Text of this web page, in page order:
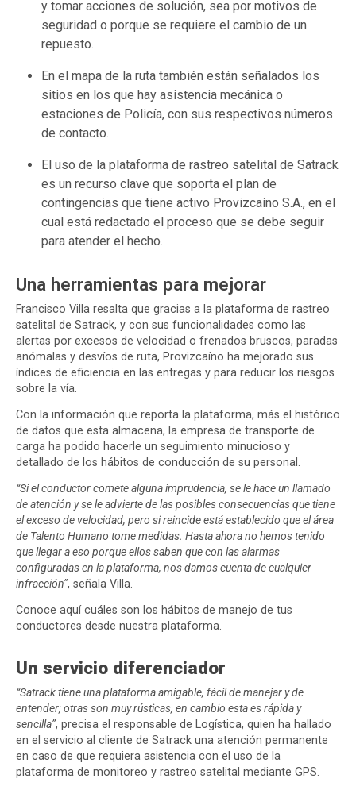
y tomar acciones de solución, sea por motivos de
seguridad o porque se requiere el cambio de un
repuesto.
En el mapa de la ruta también están señalados los
sitios en los que hay asistencia mecánica o
estaciones de Policía, con sus respectivos números
de contacto.
El uso de la plataforma de rastreo satelital de Satrack
es un recurso clave que soporta el plan de
contingencias que tiene activo Provizcaíno S.A., en el
cual está redactado el proceso que se debe seguir
para atender el hecho.
Una herramientas para mejorar
Francisco Villa resalta que gracias a la plataforma de rastreo
satelital de Satrack, y con sus funcionalidades como las
alertas por excesos de velocidad o frenados bruscos, paradas
anómalas y desvíos de ruta, Provizcaíno ha mejorado sus
índices de eficiencia en las entregas y para reducir los riesgos
sobre la vía.
Con la información que reporta la plataforma, más el histórico
de datos que esta almacena, la empresa de transporte de
carga ha podido hacerle un seguimiento minucioso y
detallado de los hábitos de conducción de su personal.
“Si el conductor comete alguna imprudencia, se le hace un llamado
de atención y se le advierte de las posibles consecuencias que tiene
el exceso de velocidad, pero si reincide está establecido que el área
de Talento Humano tome medidas. Hasta ahora no hemos tenido
que llegar a eso porque ellos saben que con las alarmas
configuradas en la plataforma, nos damos cuenta de cualquier
infracción”, señala Villa.
Conoce aquí cuáles son los hábitos de manejo de tus
conductores desde nuestra plataforma.
Un servicio diferenciador
“Satrack tiene una plataforma amigable, fácil de manejar y de
entender; otras son muy rústicas, en cambio esta es rápida y
sencilla”, precisa el responsable de Logística, quien ha hallado
en el servicio al cliente de Satrack una atención permanente
en caso de que requiera asistencia con el uso de la
plataforma de monitoreo y rastreo satelital mediante GPS.